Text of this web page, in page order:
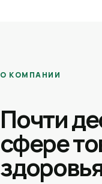
О КОМПАНИИ
Почти
сфере